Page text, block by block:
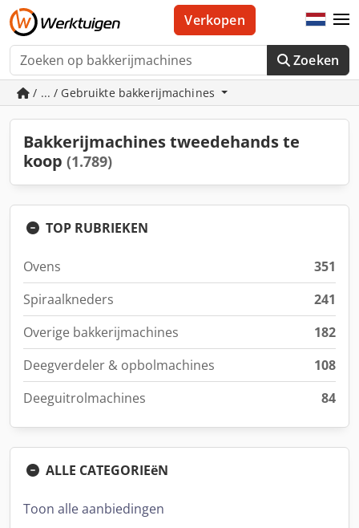
Zoeken
Verkopen
/ ... / Gebruikte bakkerijmachines
Bakkerijmachines tweedehands te
koop (1.789)
TOP RUBRIEKEN
Ovens
351
Spiraalkneders
241
Overige bakkerijmachines
182
Deegverdeler & opbolmachines
108
Deeguitrolmachines
84
ALLE CATEGORIEëN
Toon alle aanbiedingen